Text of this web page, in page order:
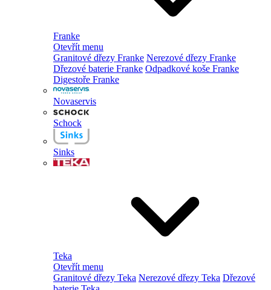
Franke
Otevřít menu
Granitové dřezy Franke Nerezové dřezy Franke
Dřezové baterie Franke Odpadkové koše Franke
Digestoře Franke
Novaservis
Schock
Sinks
Teka
Otevřít menu
Granitové dřezy Teka Nerezové dřezy Teka Dřezové